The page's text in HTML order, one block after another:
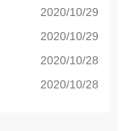
2020/10/29
2020/10/29
2020/10/28
2020/10/28